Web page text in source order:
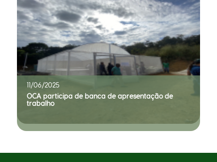
11/06/2025
OCA participa de banca de apresentação de
trabalho